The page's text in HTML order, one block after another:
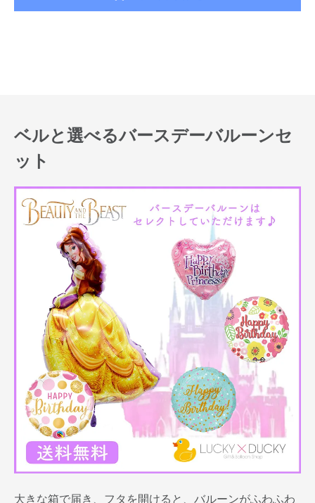
ベルと選べるバースデーバルーンセ
ット
大きな箱で届き、フタを開けると、バルーンがふわふわ